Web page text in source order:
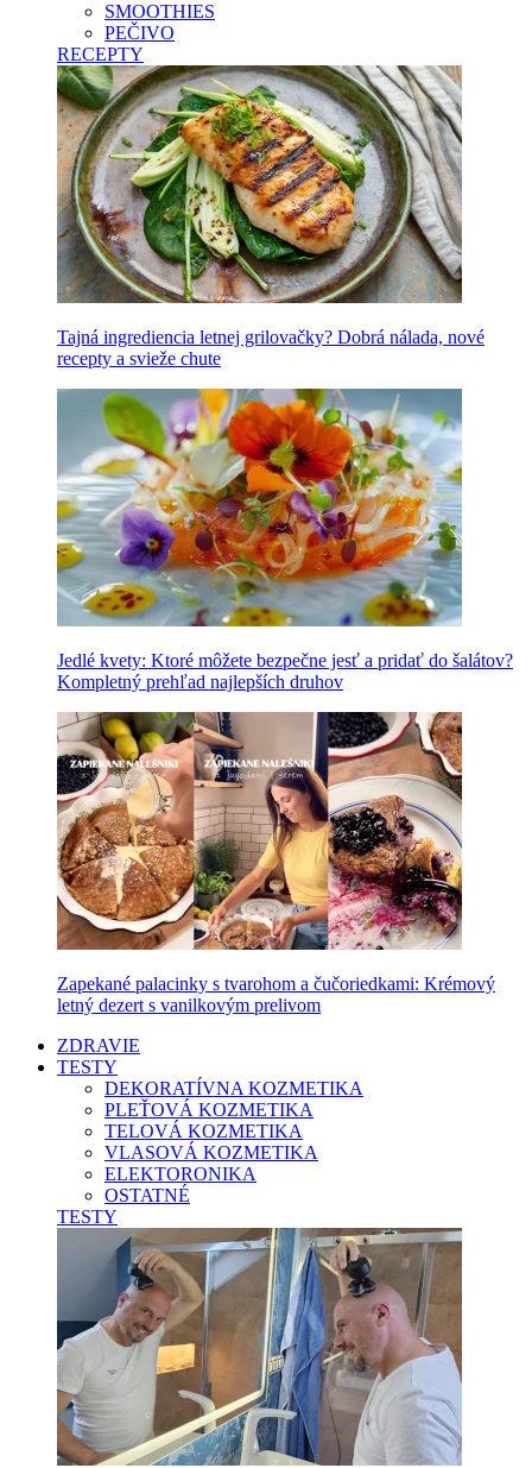
SMOOTHIES
PEČIVO
RECEPTY
Tajná ingrediencia letnej grilovačky? Dobrá nálada, nové
recepty a svieže chute
Jedlé kvety: Ktoré môžete bezpečne jesť a pridať do šalátov?
Kompletný prehľad najlepších druhov
Zapekané palacinky s tvarohom a čučoriedkami: Krémový
letný dezert s vanilkovým prelivom
ZDRAVIE
TESTY
DEKORATÍVNA KOZMETIKA
PLEŤOVÁ KOZMETIKA
TELOVÁ KOZMETIKA
VLASOVÁ KOZMETIKA
ELEKTORONIKA
OSTATNÉ
TESTY